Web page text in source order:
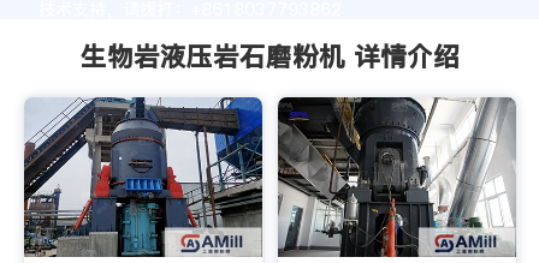
生物岩液压岩石磨粉机 详情介绍